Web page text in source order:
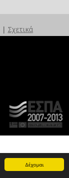
Δέχομαι
| Σχετικά